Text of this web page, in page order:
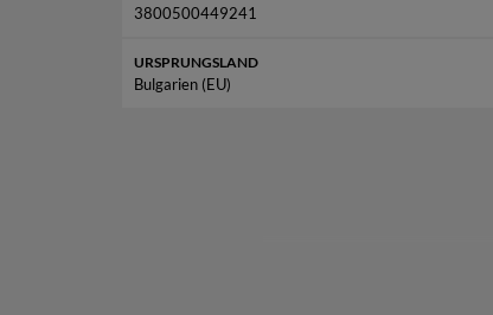
Die Rakija und
3800500449241
URSPRUNGSLAND
Bulgarien (EU)